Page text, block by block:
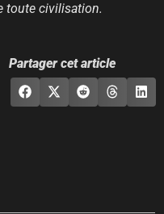
toute civilisation.
Partager cet article